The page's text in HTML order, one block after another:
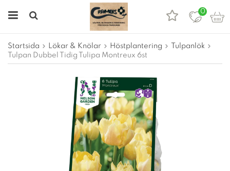
0
Startsida Lökar & Knölar Höstplantering
Tulpanlök
Tulpan Dubbel Tidig Tulipa Montreux 6st